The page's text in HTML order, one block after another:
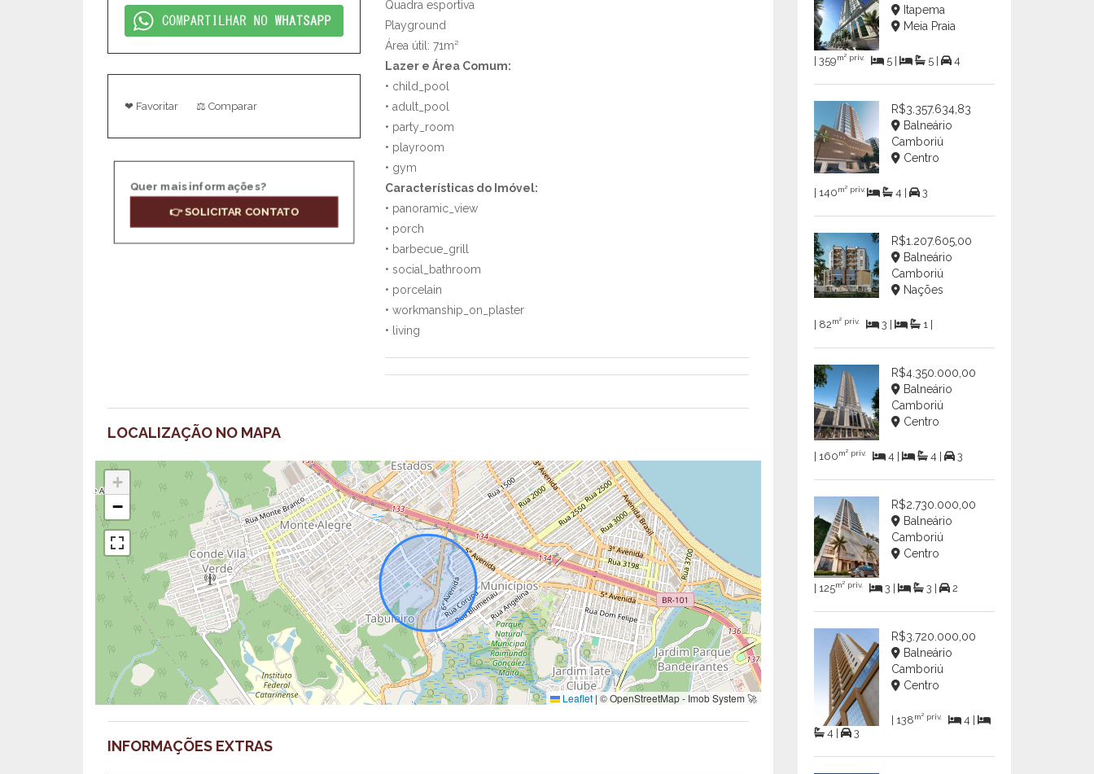
❤ Favoritar ⚖ Comparar
Quer mais informações?
👉 SOLICITAR CONTATO
Quadra esportiva
Playground
Área útil: 71m²
Lazer e Área Comum:
• child_pool
• adult_pool
• party_room
• playroom
• gym
Características do Imóvel:
• panoramic_view
• porch
• barbecue_grill
• social_bathroom
• porcelain
• workmanship_on_plaster
• living
LOCALIZAÇÃO NO MAPA
+
−
Leaflet | © OpenStreetMap - Imob System 🚀
INFORMAÇÕES EXTRAS
Itapema
Meia Praia
| 359m² priv. 5 | 5 | 4
R$3.357.634,83
Balneário
Camboriú
Centro
| 140m² priv. 4 | 3
R$1.207.605,00
Balneário
Camboriú
Nações
| 82m² priv. 3 | 1 |
R$4.350.000,00
Balneário
Camboriú
Centro
| 160m² priv. 4 | 4 | 3
R$2.730.000,00
Balneário
Camboriú
Centro
| 125m² priv. 3 | 3 | 2
R$3.720.000,00
Balneário
Camboriú
Centro
| 138m² priv.
4 |
4 |
3